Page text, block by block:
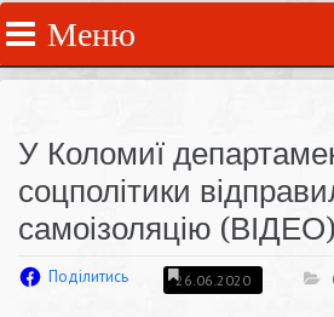
Меню
У Коломиї
соцполітики
самоізоляцію (ВІДЕО)
Поділитись 26.06.2020